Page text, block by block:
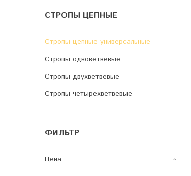
СТРОПЫ ЦЕПНЫЕ
Стропы цепные универсальные
Стропы одноветвевые
Стропы двухветвевые
Стропы четырехветвевые
ФИЛЬТР
Цена